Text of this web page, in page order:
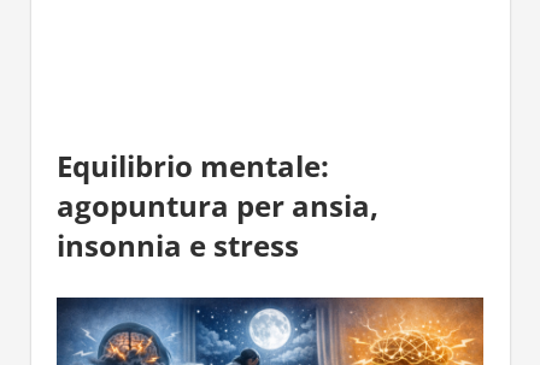
Equilibrio mentale:
agopuntura per ansia,
insonnia e stress